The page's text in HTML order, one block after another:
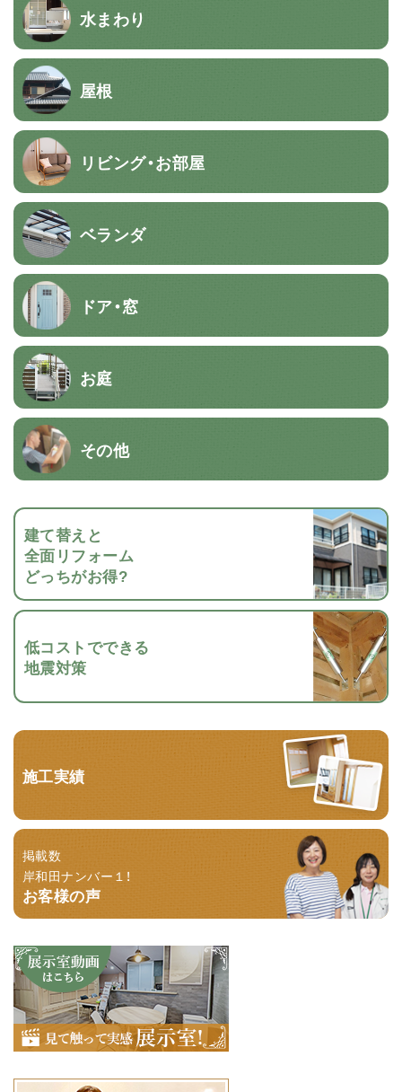
水まわり
屋根
リビング・お部屋
ベランダ
ドア・窓
お庭
その他
建て替えと
全面リフォーム
どっちがお得?
低コストでできる
地震対策
施工実績
掲載数
岸和田ナンバー１！
お客様の声